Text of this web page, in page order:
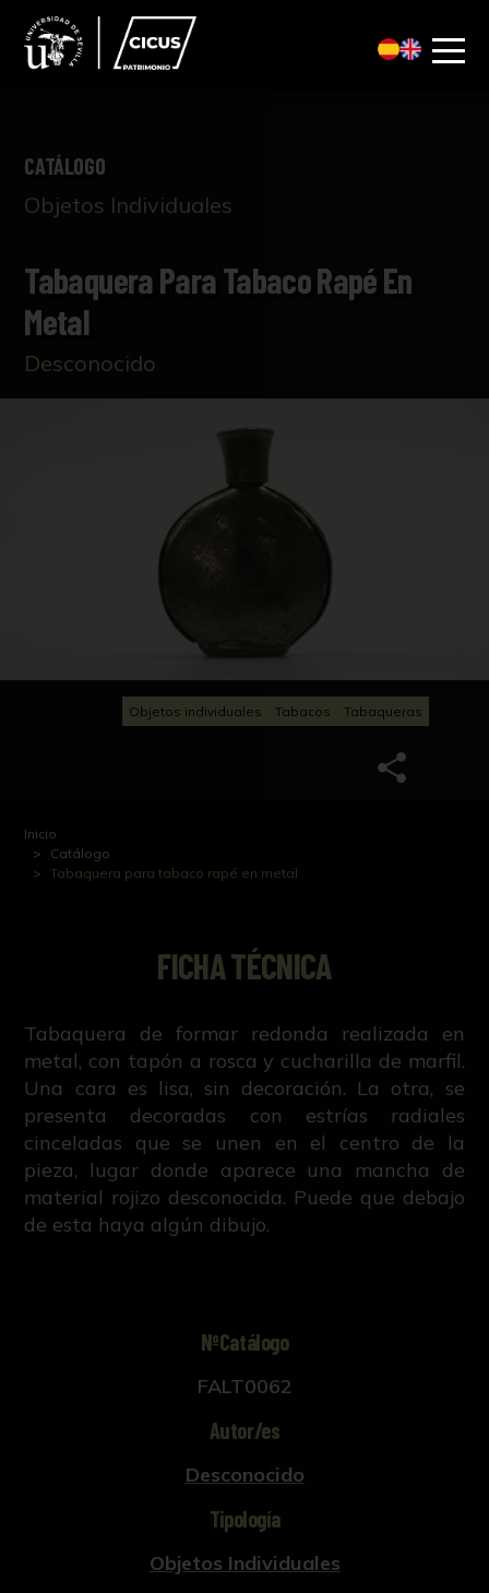
CATÁLOGO
Objetos Individuales
Tabaquera Para Tabaco Rapé En
Metal
Desconocido
Objetos individuales Tabacos Tabaqueras
Inicio
Catálogo
Tabaquera para tabaco rapé en metal
FICHA TÉCNICA
Tabaquera de formar redonda realizada en
metal, con tapón a rosca y cucharilla de marfil.
Una cara es lisa, sin decoración. La otra, se
presenta decoradas con estrías radiales
cinceladas que se unen en el centro de la
pieza, lugar donde aparece una mancha de
material rojizo desconocida. Puede que debajo
de esta haya algún dibujo.
NºCatálogo
FALT0062
Autor/es
Desconocido
Tipología
Objetos Individuales